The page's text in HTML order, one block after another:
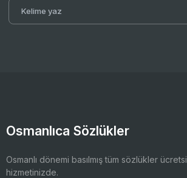
Osmanlıca Sözlükler
Osmanlı dönemi basılmış tüm sözlükler
hizmetinizde.